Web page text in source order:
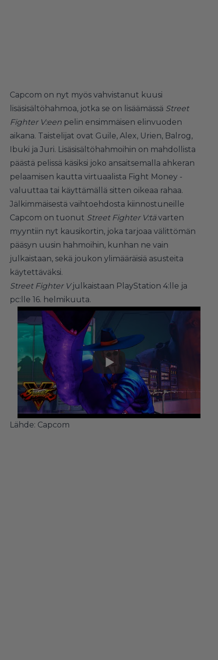
Capcom on nyt myös vahvistanut kuusi
lisäsisältöhahmoa, jotka se on lisäämässä Street
Fighter V:een pelin ensimmäisen elinvuoden
aikana. Taistelijat ovat Guile, Alex, Urien, Balrog,
Ibuki ja Juri. Lisäsisältöhahmoihin on mahdollista
päästä pelissä käsiksi joko ansaitsemalla ahkeran
pelaamisen kautta virtuaalista Fight Money -
valuuttaa tai käyttämällä sitten oikeaa rahaa.
Jälkimmäisestä vaihtoehdosta kiinnostuneille
Capcom on tuonut Street Fighter V:tävarten
myyntiin nyt kausikortin, joka tarjoaa välittömän
pääsyn uusin hahmoihin, kunhan ne vain
julkaistaan, sekä joukon ylimääräisiä asusteita
käytettäväksi.
Street Fighter Vjulkaistaan PlayStation 4:lle ja
pc:lle 16. helmikuuta.
Lähde: Capcom